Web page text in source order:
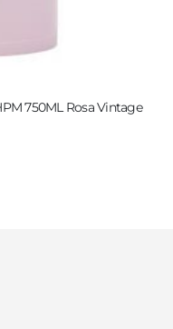
750ML Rosa Vintage